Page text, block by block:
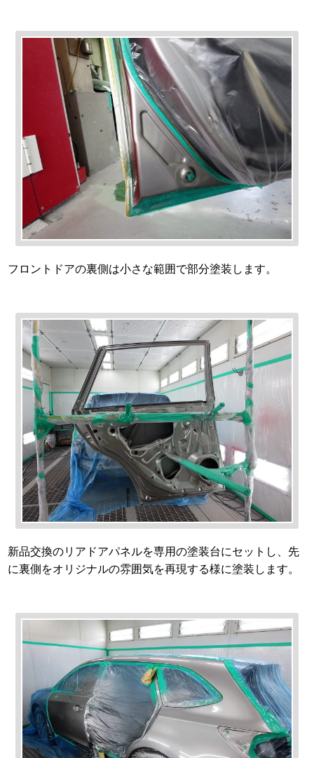
フロントドアの裏側は小さな範囲で部分塗装します。
新品交換のリアドアパネルを専用の塗装台にセットし、先
に裏側をオリジナルの雰囲気を再現する様に塗装します。